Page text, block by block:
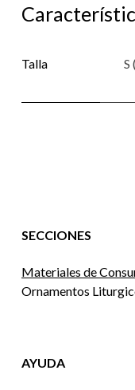
Talla S
SECCIONES
Materiales de
Ornamentos
AYUDA